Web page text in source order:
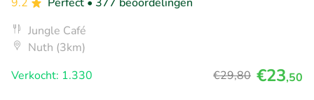
Jungle Café
Nuth (3km)
Verkocht: 1.330
€29,80 €23,50